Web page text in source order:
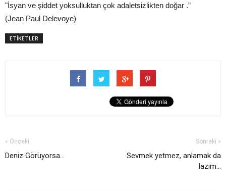
"İsyan ve şiddet yoksulluktan çok adaletsizlikten doğar .”
(Jean Paul Delevoye)
ETİKETLER
« Önceki
Deniz Görüyorsa...
Sonraki »
Sevmek yetmez, anlamak da
lazım...